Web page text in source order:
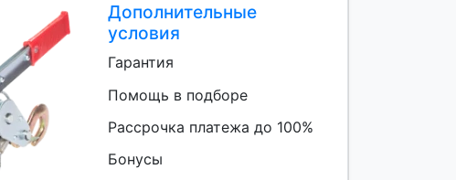
Дополнительные
условия
Гарантия
Помощь в подборе
Рассрочка платежа до 100%
Бонусы